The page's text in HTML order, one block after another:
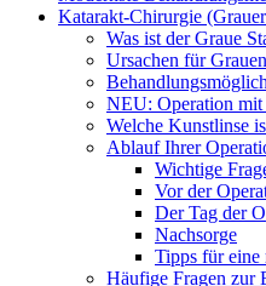
Katarakt-Chirurgie
Was ist der Graue
Ursachen für
NEU: Operation mit
Welche Kunstlinse
Ablauf Ihrer
Wichtige
Vor der
Der Tag der
Nachsorge
Tipps für eine
Häufige Fragen zur